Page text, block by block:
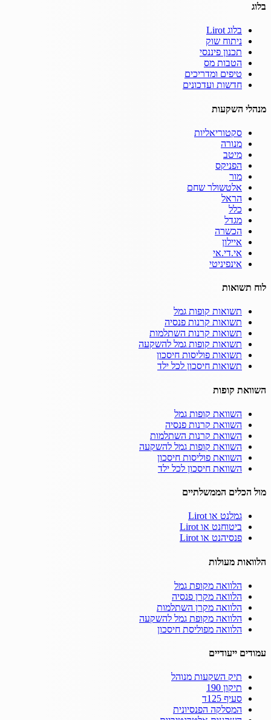
בלוג
בלוג Lirot
ניתוח שוק
תכנון פיננסי
הטבות מס
טיפים ומדריכים
חדשות ועדכונים
מנהלי השקעות
סקטוריאליות
מנורה
מיטב
הפניקס
מור
אלטשולר שחם
הראל
כלל
מגדל
הכשרה
איילון
אי.די.אי
אינפיניטי
לוח תשואות
תשואות קופות גמל
תשואות קרנות פנסיה
תשואות קרנות השתלמות
תשואות קופות גמל להשקעה
תשואות פוליסות חיסכון
תשואות חיסכון לכל ילד
השוואת קופות
השוואת קופות גמל
השוואת קרנות פנסיה
השוואת קרנות השתלמות
השוואת קופות גמל להשקעה
השוואת פוליסות חיסכון
השוואת חיסכון לכל ילד
מול הכלים הממשלתיים
גמלנט או Lirot
ביטוחנט או Lirot
פנסיהנט או Lirot
הלוואות מעולות
הלוואה מקופת גמל
הלוואה מקרן פנסיה
הלוואה מקרן השתלמות
הלוואה מקופת גמל להשקעה
הלוואה מפוליסת חיסכון
עמודים ייעודיים
תיק השקעות מנוהל
תיקון 190
סעיף 125ד
המסלקה הפנסיונית